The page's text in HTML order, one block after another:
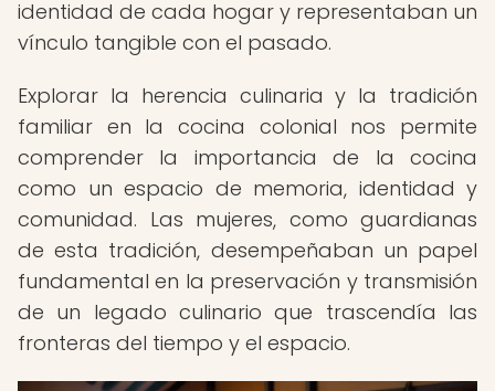
identidad de cada hogar y representaban un
vínculo tangible con el pasado.
Explorar la herencia culinaria y la tradición
familiar en la cocina colonial nos permite
comprender la importancia de la cocina
como un espacio de memoria, identidad y
comunidad. Las mujeres, como guardianas
de esta tradición, desempeñaban un papel
fundamental en la preservación y transmisión
de un legado culinario que trascendía las
fronteras del tiempo y el espacio.